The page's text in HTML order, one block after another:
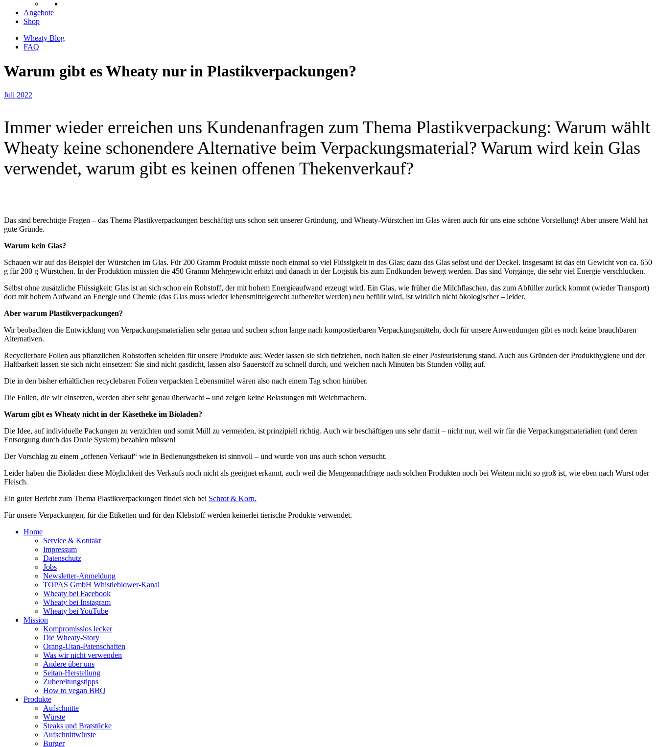
Angebote
Shop
Wheaty Blog
FAQ
Warum gibt es Wheaty nur in Plastikverpackungen?
Juli 2022
Immer wieder erreichen uns Kundenanfragen zum Thema Plastikverpackung: Warum wählt
Wheaty keine schonendere Alternative beim Verpackungsmaterial? Warum wird kein Glas
verwendet, warum gibt es keinen offenen Thekenverkauf?
Das sind berechtigte Fragen – das Thema Plastikverpackungen beschäftigt uns schon seit unserer Gründung, und Wheaty-Würstchen im Glas wären auch für uns eine schöne Vorstellung! Aber unsere Wahl hat
gute Gründe.
Warum kein Glas?
Schauen wir auf das Beispiel der Würstchen im Glas. Für 200 Gramm Produkt müsste noch einmal so viel Flüssigkeit in das Glas; dazu das Glas selbst und der Deckel. Insgesamt ist das ein Gewicht von ca. 650
g für 200 g Würstchen. In der Produktion müssten die 450 Gramm Mehrgewicht erhitzt und danach in der Logistik bis zum Endkunden bewegt werden. Das sind Vorgänge, die sehr viel Energie verschlucken.
Selbst ohne zusätzliche Flüssigkeit: Glas ist an sich schon ein Rohstoff, der mit hohem Energieaufwand erzeugt wird. Ein Glas, wie früher die Milchflaschen, das zum Abfüller zurück kommt (wieder Transport)
dort mit hohem Aufwand an Energie und Chemie (das Glas muss wieder lebensmittelgerecht aufbereitet werden) neu befüllt wird, ist wirklich nicht ökologischer – leider.
Aber warum Plastikverpackungen?
Wir beobachten die Entwicklung von Verpackungsmaterialien sehr genau und suchen schon lange nach kompostierbaren Verpackungsmitteln, doch für unsere Anwendungen gibt es noch keine brauchbaren
Alternativen.
Recyclierbare Folien aus pflanzlichen Rohstoffen scheiden für unsere Produkte aus: Weder lassen sie sich tiefziehen, noch halten sie einer Pasteurisierung stand. Auch aus Gründen der Produkthygiene und der
Haltbarkeit lassen sie sich nicht einsetzen: Sie sind nicht gasdicht, lassen also Sauerstoff zu schnell durch, und weichen nach Minuten bis Stunden völlig auf.
Die in den bisher erhältlichen recyclebaren Folien verpackten Lebensmittel wären also nach einem Tag schon hinüber.
Die Folien, die wir einsetzen, werden aber sehr genau überwacht – und zeigen keine Belastungen mit Weichmachern.
Warum gibt es Wheaty nicht in der Käsetheke im Bioladen?
Die Idee, auf individuelle Packungen zu verzichten und somit Müll zu vermeiden, ist prinzipiell richtig. Auch wir beschäftigen uns sehr damit – nicht nur, weil wir für die Verpackungsmaterialien (und deren
Entsorgung durch das Duale System) bezahlen müssen!
Der Vorschlag zu einem „offenen Verkauf“ wie in Bedienungstheken ist sinnvoll – und wurde von uns auch schon versucht.
Leider haben die Bioläden diese Möglichkeit des Verkaufs noch nicht als geeignet erkannt, auch weil die Mengennachfrage nach solchen Produkten noch bei Weitem nicht so groß ist, wie eben nach Wurst oder
Fleisch.
Ein guter Bericht zum Thema Plastikverpackungen findet sich bei Schrot & Korn.
Für unsere Verpackungen, für die Etiketten und für den Klebstoff werden keinerlei tierische Produkte verwendet.
Home
Service & Kontakt
Impressum
Datenschutz
Jobs
Newsletter-Anmeldung
TOPAS GmbH Whistleblower-Kanal
Wheaty bei Facebook
Wheaty bei Instagram
Wheaty bei YouTube
Mission
Kompromisslos lecker
Die Wheaty-Story
Orang-Utan-Patenschaften
Was wir nicht verwenden
Andere über uns
Seitan-Herstellung
Zubereitungstipps
How to vegan BBQ
Produkte
Aufschnitte
Würste
Steaks und Bratstücke
Aufschnittwürste
Burger